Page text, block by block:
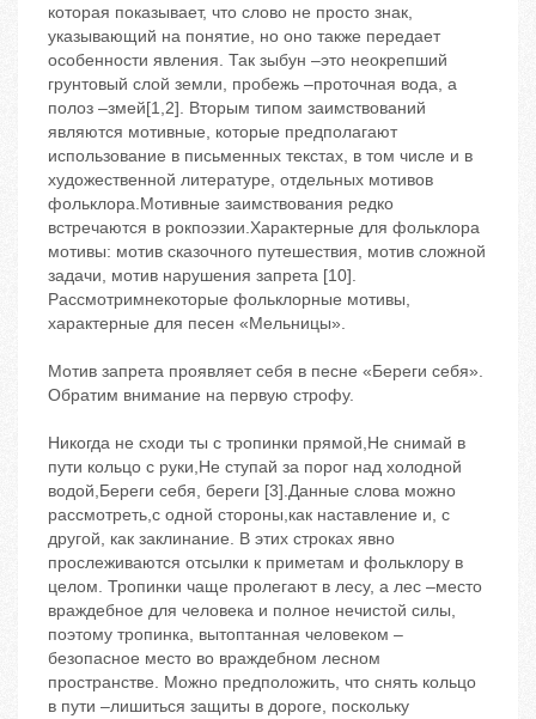
которая показывает, что слово не просто знак,
указывающий на понятие, но оно также передает
особенности явления. Так зыбун –это неокрепший
грунтовый слой земли, пробежь –проточная вода, а
полоз –змей[1,2]. Вторым типом заимствований
являются мотивные, которые предполагают
использование в письменных текстах, в том числе и в
художественной литературе, отдельных мотивов
фольклора.Мотивные заимствования редко
встречаются в рокпоэзии.Характерные для фольклора
мотивы: мотив сказочного путешествия, мотив сложной
задачи, мотив нарушения запрета [10].
Рассмотримнекоторые фольклорные мотивы,
характерные для песен «Мельницы».
Мотив запрета проявляет себя в песне «Береги себя».
Обратим внимание на первую строфу.
Никогда не сходи ты с тропинки прямой,Не снимай в
пути кольцо с руки,Не ступай за порог над холодной
водой,Береги себя, береги [3].Данные слова можно
рассмотреть,с одной стороны,как наставление и, с
другой, как заклинание. В этих строках явно
прослеживаются отсылки к приметам и фольклору в
целом. Тропинки чаще пролегают в лесу, а лес –место
враждебное для человека и полное нечистой силы,
поэтому тропинка, вытоптанная человеком –
безопасное место во враждебном лесном
пространстве. Можно предположить, что снять кольцо
в пути –лишиться защиты в дороге, поскольку